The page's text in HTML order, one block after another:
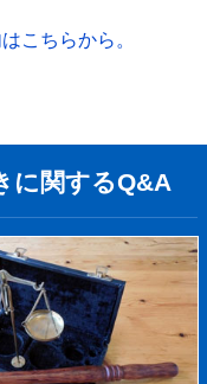
こちらから。
に関するQ&A